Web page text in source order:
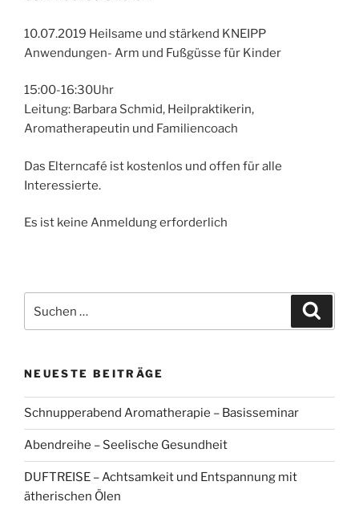
10.07.2019 Heilsame und stärkend KNEIPP
Anwendungen- Arm und Fußgüsse für Kinder
15:00-16:30Uhr
Leitung: Barbara Schmid, Heilpraktikerin,
Aromatherapeutin und Familiencoach
Das Elterncafé ist kostenlos und offen für alle
Interessierte.
Es ist keine Anmeldung erforderlich
nach:
NEUESTE BEITRÄGE
Schnupperabend Aromatherapie – Basisseminar
Abendreihe – Seelische Gesundheit
DUFTREISE – Achtsamkeit und Entspannung mit
ätherischen Ölen